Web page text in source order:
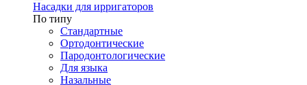
Насадки для ирригаторов
По типу
Стандартные
Ортодонтические
Пародонтологические
Для языка
Назальные